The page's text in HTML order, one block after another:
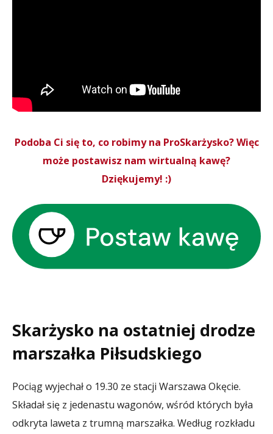
Podoba Ci się to, co robimy na ProSkarżysko? Więc
może postawisz nam wirtualną kawę?
Dziękujemy! :)
Skarżysko na ostatniej drodze
marszałka Piłsudskiego
Pociąg wyjechał o 19.30 ze stacji Warszawa Okęcie.
Składał się z jedenastu wagonów, wśród których była
odkryta laweta z trumną marszałka. Według rozkładu